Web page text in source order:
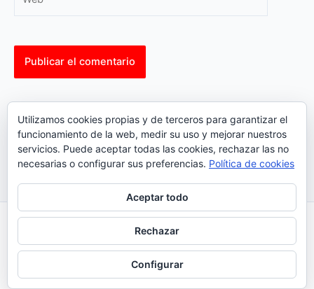
comment data is processed.
Política Cookies| Política Privacidad
© 2023 |ComoTocarViolin.Com
Utilizamos cookies propias y de terceros para garantizar el
funcionamiento de la web, medir su uso y mejorar nuestros
servicios. Puede aceptar todas las cookies, rechazar las no
necesarias o configurar sus preferencias. Política de cookies
Aceptar todo
Rechazar
Configurar